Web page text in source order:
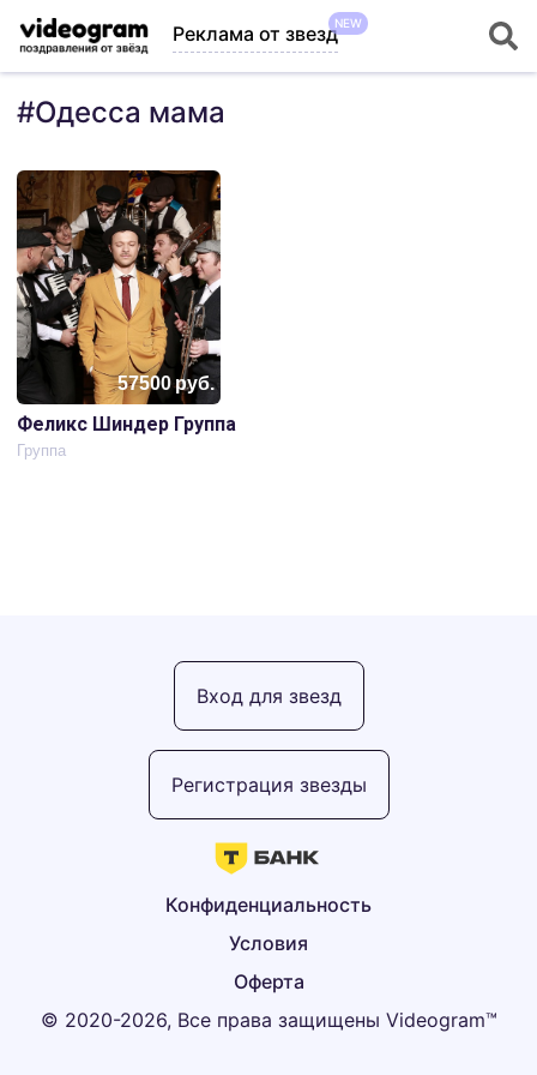
Реклама от звездNEW
#Одесса мама
57500руб.
Феликс Шиндер Группа
Группа
© 2020-2026, Все права защищены Videogram™
Оферта
Условия
Конфиденциальность
Регистрация звезды
Вход для звезд